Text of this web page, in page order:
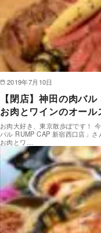
2019年7月10日
【閉店】神田の肉バ
お肉とワインのオー
お肉大好き、東京散歩ぽです！
バル RUMP CAP 新宿西口店」
お肉とワ…